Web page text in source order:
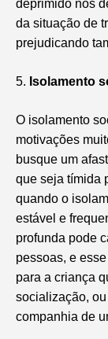
deprimido nos
da situação de
prejudicando
5. Isolamento
O isolamento
motivações
busque um
que seja tímida
quando o
estável e
profunda pode
pessoas, e
para a criança
socialização,
companhia de